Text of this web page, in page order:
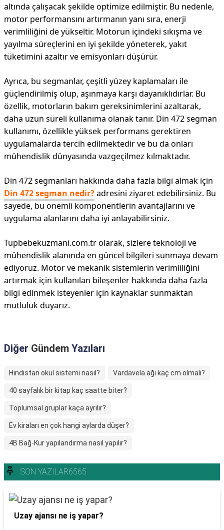
altında çalışacak şekilde optimize edilmiştir. Bu nedenle,
motor performansını artırmanın yanı sıra, enerji
verimliliğini de yükseltir. Motorun içindeki sıkışma ve
yayılma süreçlerini en iyi şekilde yöneterek, yakıt
tüketimini azaltır ve emisyonları düşürür.
Ayrıca, bu segmanlar, çeşitli yüzey kaplamaları ile
güçlendirilmiş olup, aşınmaya karşı dayanıklıdırlar. Bu
özellik, motorların bakım gereksinimlerini azaltarak,
daha uzun süreli kullanıma olanak tanır. Din 472 segman
kullanımı, özellikle yüksek performans gerektiren
uygulamalarda tercih edilmektedir ve bu da onları
mühendislik dünyasında vazgeçilmez kılmaktadır.
Din 472 segmanları hakkında daha fazla bilgi almak için
Din 472 segman nedir?adresini ziyaret edebilirsiniz. Bu
sayede, bu önemli komponentlerin avantajlarını ve
uygulama alanlarını daha iyi anlayabilirsiniz.
Tupbebekuzmani.com.tr olarak, sizlere teknoloji ve
mühendislik alanında en güncel bilgileri sunmaya devam
ediyoruz. Motor ve mekanik sistemlerin verimliliğini
artırmak için kullanılan bileşenler hakkında daha fazla
bilgi edinmek isteyenler için kaynaklar sunmaktan
mutluluk duyarız.
Diğer Gündem Yazıları
Hindistan okul sistemi nasıl? Vardavela ağı kaç cm olmalı?
40 sayfalık bir kitap kaç saatte biter?
Toplumsal gruplar kaça ayrılır?
Ev kiraları en çok hangi aylarda düşer?
4B Bağ-Kur yapılandırma nasıl yapılır?
SON YAZILAR6565
Uzay ajansı ne iş yapar?